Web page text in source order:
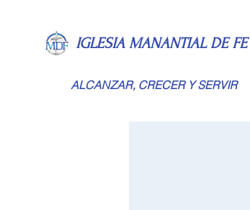
IGLESIA MANANTIAL DE FE
ALCANZAR, CRECER Y SERVIR